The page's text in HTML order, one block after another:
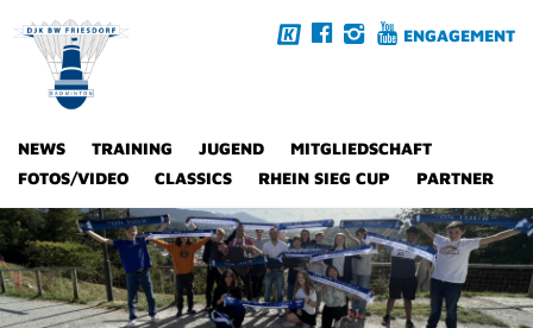
ENGAGEMENT
NEWS TRAINING JUGEND
MITGLIEDSCHAFT
FOTOS/VIDEO
CLASSICS RHEIN SIEG CUP PARTNER